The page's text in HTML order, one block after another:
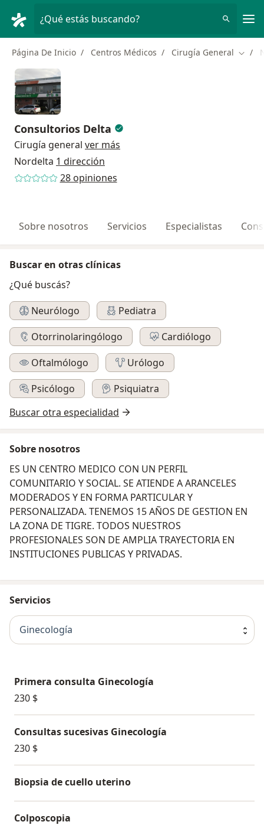
¿Qué estás buscando?
Página De Inicio Centros Médicos Cirugía General
Consultorios Delta
Cirugía general ver más
Nordelta 1 dirección
28 opiniones
Sobre nosotros Servicios Especialistas
Buscar en otras clínicas
¿Qué buscás?
Neurólogo
Pediatra
Otorrinolaringólogo
Cardiólogo
Oftalmólogo
Urólogo
Psicólogo
Psiquiatra
Buscar otra especialidad
Sobre nosotros
ES UN CENTRO MEDICO CON UN PERFIL
COMUNITARIO Y SOCIAL. SE ATIENDE A ARANCELES
MODERADOS Y EN FORMA PARTICULAR Y
PERSONALIZADA. TENEMOS 15 AÑOS DE GESTION EN
LA ZONA DE TIGRE. TODOS NUESTROS
PROFESIONALES SON DE AMPLIA TRAYECTORIA EN
INSTITUCIONES PUBLICAS Y PRIVADAS.
Servicios
Ginecología
Primera consulta Ginecología
230 $
Consultas sucesivas Ginecología
230 $
Biopsia de cuello uterino
Colposcopia